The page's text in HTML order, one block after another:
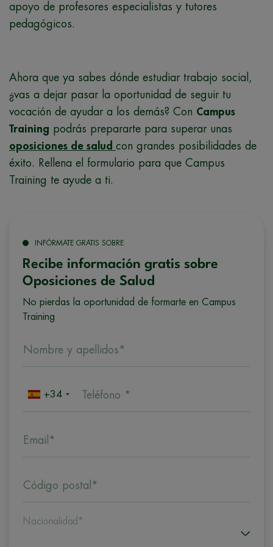
apoyo de profesores especialistas y tutores
pedagógicos.
Ahora que ya sabes dónde estudiar trabajo social,
¿vas a dejar pasar la oportunidad de seguir tu
vocación de ayudar a los demás? Con Campus
Training podrás prepararte para superar unas
oposiciones de salud con grandes posibilidades de
éxito. Rellena el formulario para que Campus
Training te ayude a ti.
INFÓRMATE GRATIS SOBRE
Recibe información gratis sobre
Oposiciones de Salud
No pierdas la oportunidad de formarte en Campus
Training
Nombre y apellidos*
+34 Teléfono *
Email*
Código postal*
Nacionalidad*